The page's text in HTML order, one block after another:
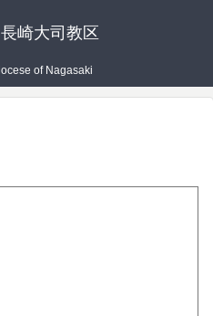
崎大司教区
of Nagasaki